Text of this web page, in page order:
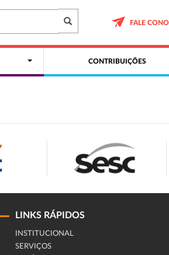
FALE
CONTRIBUIÇÕES
LINKS RÁPIDOS
INSTITUCIONAL
SERVIÇOS